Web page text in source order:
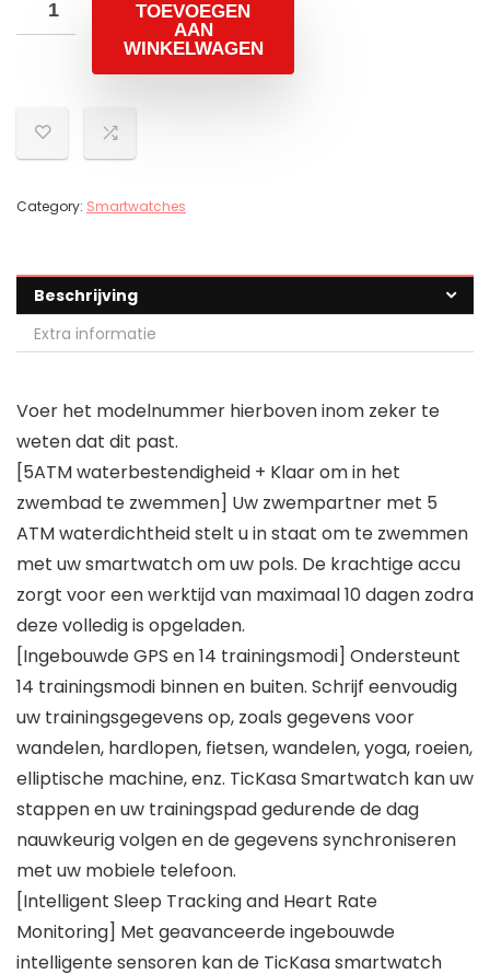
TOEVOEGEN
AAN
WINKELWAGEN
Category: Smartwatches
Beschrijving
Extra informatie
Voer het modelnummer hierboven inom zeker te
weten dat dit past.
[5ATM waterbestendigheid + Klaar om in het
zwembad te zwemmen] Uw zwempartner met 5
ATM waterdichtheid stelt u in staat om te zwemmen
met uw smartwatch om uw pols. De krachtige accu
zorgt voor een werktijd van maximaal 10 dagen zodra
deze volledig is opgeladen.
[Ingebouwde GPS en 14 trainingsmodi] Ondersteunt
14 trainingsmodi binnen en buiten. Schrijf eenvoudig
uw trainingsgegevens op, zoals gegevens voor
wandelen, hardlopen, fietsen, wandelen, yoga, roeien,
elliptische machine, enz. TicKasa Smartwatch kan uw
stappen en uw trainingspad gedurende de dag
nauwkeurig volgen en de gegevens synchroniseren
met uw mobiele telefoon.
[Intelligent Sleep Tracking and Heart Rate
Monitoring] Met geavanceerde ingebouwde
intelligente sensoren kan de TicKasa smartwatch